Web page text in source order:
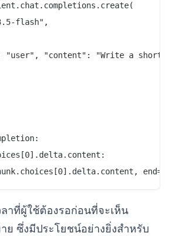
flash",
"user", "content": "Write a short
าที่ผู้ใช้ต้องรอก่อนที่จะเห็น
ย ซึ่งมีประโยชน์อย่างยิ่งสำหรับ